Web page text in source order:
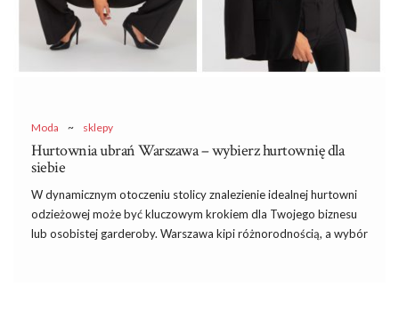
Moda ~ sklepy
Hurtownia ubrań Warszawa – wybierz hurtownię dla
siebie
W dynamicznym otoczeniu stolicy znalezienie idealnej hurtowni
odzieżowej może być kluczowym krokiem dla Twojego biznesu
lub osobistej garderoby. Warszawa kipi różnorodnością, a wybór